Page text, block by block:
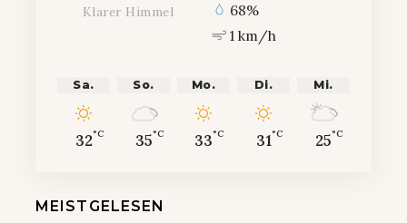
Klarer Himmel
68%
1 km/h
Sa.
32°C
So.
35°C
Mo.
33°C
Di.
31°C
Mi.
25°C
MEISTGELESEN